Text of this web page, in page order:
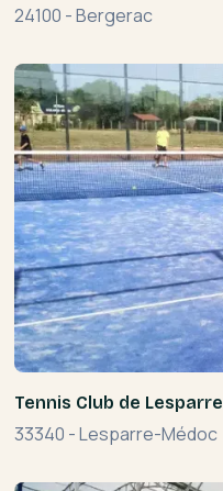
24100 -Bergerac
Tennis Club de Lesparre
33340 -Lesparre-Médoc